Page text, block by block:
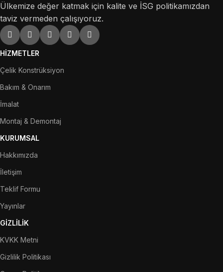
Ülkemize değer katmak için kalite ve İSG politikamızdan
taviz vermeden çalışıyoruz.
HİZMETLER
Çelik Konstrüksiyon
Bakım & Onarım
İmalat
Montaj & Demontaj
KURUMSAL
Hakkımızda
İletişim
Teklif Formu
Yayınlar
GİZLİLİK
KVKK Metni
Gizlilik Politikası